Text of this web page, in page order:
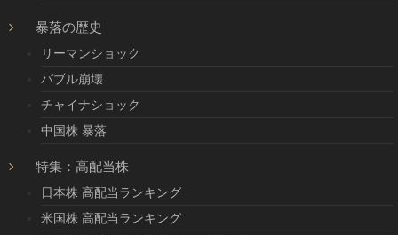
暴落の歴史
リーマンショック
バブル崩壊
チャイナショック
中国株 暴落
特集：高配当株
日本株 高配当ランキング
米国株 高配当ランキング